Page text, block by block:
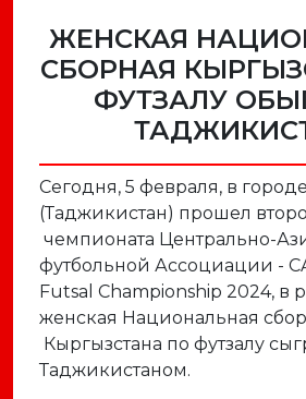
ЖЕНСКАЯ
СБОРНАЯ
ФУТЗАЛУ
Сегодня, 5 февраля, в
(Таджикистан) прошел
чемпионата Центрально-
футбольной Ассоциации -
Futsal Championship 2024, в
женская Национальная
Кыргызстана по футзалу
Таджикистаном.